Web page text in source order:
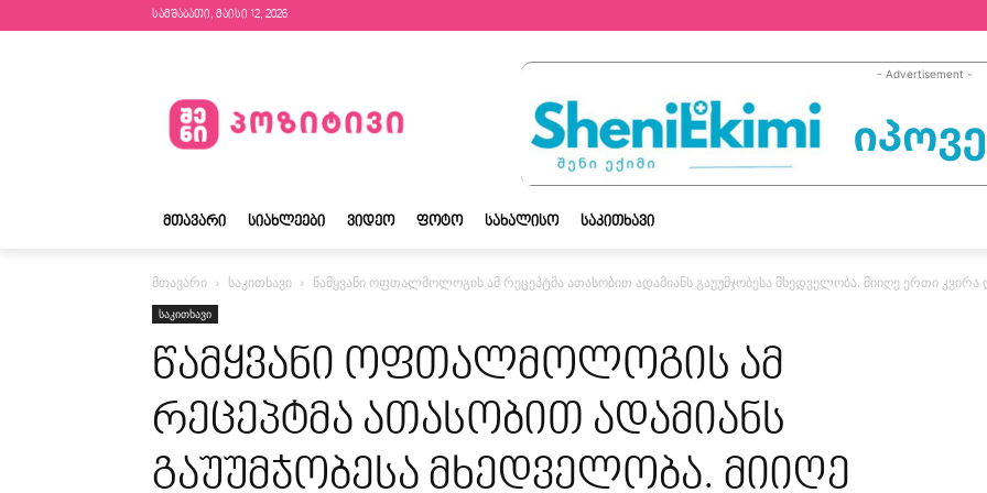
სამშაბათი, მაისი 12, 2026
- Advertisement -
ᲛᲗᲐᲕᲐᲠᲘ ᲡᲘᲐᲮᲚᲔᲔᲑᲘ ᲕᲘᲓᲔᲝ ᲤᲝᲢᲝ ᲡᲐᲮᲐᲚᲘᲡᲝ ᲡᲐᲙᲘᲗᲮᲐᲕᲘ
მთავარი საკითხავი წამყვანი ოფთალმოლოგის ამ რეცეპტმა ათასობით ადამიანს გაუუმჯობესა მხედველობა. მიიღე ერთი კვირა
საკითხავი
წამყვანი ოფთალმოლოგის ამ
რეცეპტმა ათასობით ადამიანს
გაუუმჯობესა მხედველობა. მიიღე